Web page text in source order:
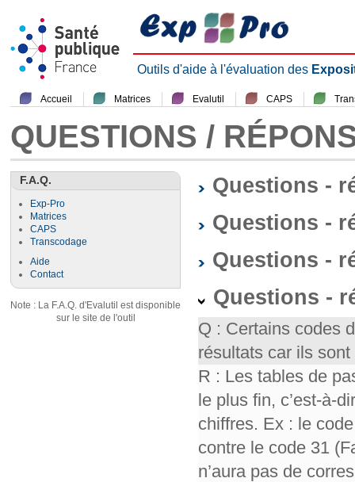
Outils d'aide à l'évaluation des
Accueil Matrices Evalutil CAPS
QUESTIONS /
F.A.Q.
Exp-Pro
Matrices
CAPS
Transcodage
Aide
Contact
Note : La F.A.Q. d'Evalutil est disponible
sur le site de l'outil
Questions -
Questions -
Questions -
Questions -
Q : Certains codes
résultats car ils
R : Les tables de
le plus fin, c’est-à-
chiffres. Ex : le
contre le code 31
n’aura pas de